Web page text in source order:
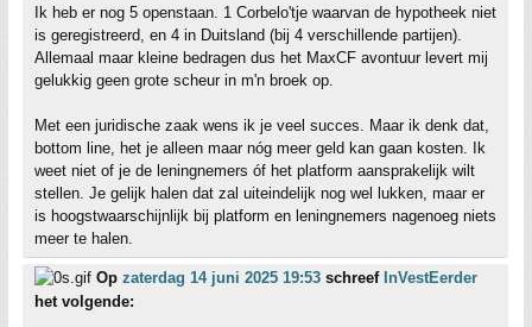
Ik heb er nog 5 openstaan. 1 Corbelo'tje waarvan de hypotheek niet
is geregistreerd, en 4 in Duitsland (bij 4 verschillende partijen).
Allemaal maar kleine bedragen dus het MaxCF avontuur levert mij
gelukkig geen grote scheur in m'n broek op.
Met een juridische zaak wens ik je veel succes. Maar ik denk dat,
bottom line, het je alleen maar nóg meer geld kan gaan kosten. Ik
weet niet of je de leningnemers óf het platform aansprakelijk wilt
stellen. Je gelijk halen dat zal uiteindelijk nog wel lukken, maar er
is hoogstwaarschijnlijk bij platform en leningnemers nagenoeg niets
meer te halen.
Op zaterdag 14 juni 2025 19:53 schreef InVestEerder
het volgende: